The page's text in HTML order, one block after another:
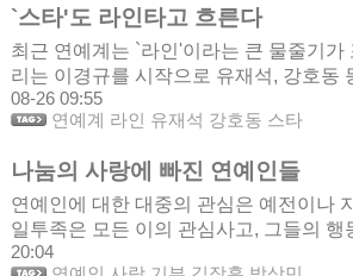
`스타'도 라인타고 흐른다
최근 연예계는 `라인'이라는 큰 물줄기
리는 이경규를 시작으로 유재석, 강호동
08-26 09:55
연예계 라인 유재석 강호동 스타
나눔의 사랑에 빠진 연예인들
연예인에 대한 대중의 관심은 예전이나
일투족은 모든 이의 관심사고, 그들의 행
20:04